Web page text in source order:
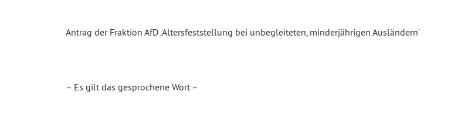
Antrag der Fraktion AfD ‚Altersfeststellung bei unbegleiteten, minderjährigen Ausländern‘
– Es gilt das gesprochene Wort –